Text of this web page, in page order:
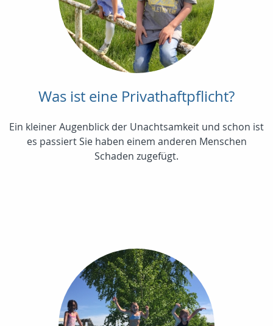
Was ist eine Privathaftpflicht?
Ein kleiner Augenblick der Unachtsamkeit und schon ist
es passiert Sie haben einem anderen Menschen
Schaden zugefügt.